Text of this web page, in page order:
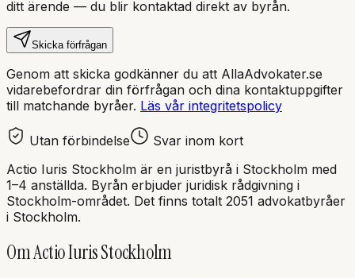
ditt ärende — du blir kontaktad direkt av byrån.
Skicka förfrågan
Genom att skicka godkänner du att AllaAdvokater.se
vidarebefordrar din förfrågan och dina kontaktuppgifter
till matchande byråer. Läs vår integritetspolicy
Utan förbindelse
Svar inom kort
Actio Iuris Stockholm är en juristbyrå i Stockholm med
1–4 anställda. Byrån erbjuder juridisk rådgivning i
Stockholm-området. Det finns totalt 2051 advokatbyråer
i Stockholm.
OmActio Iuris Stockholm